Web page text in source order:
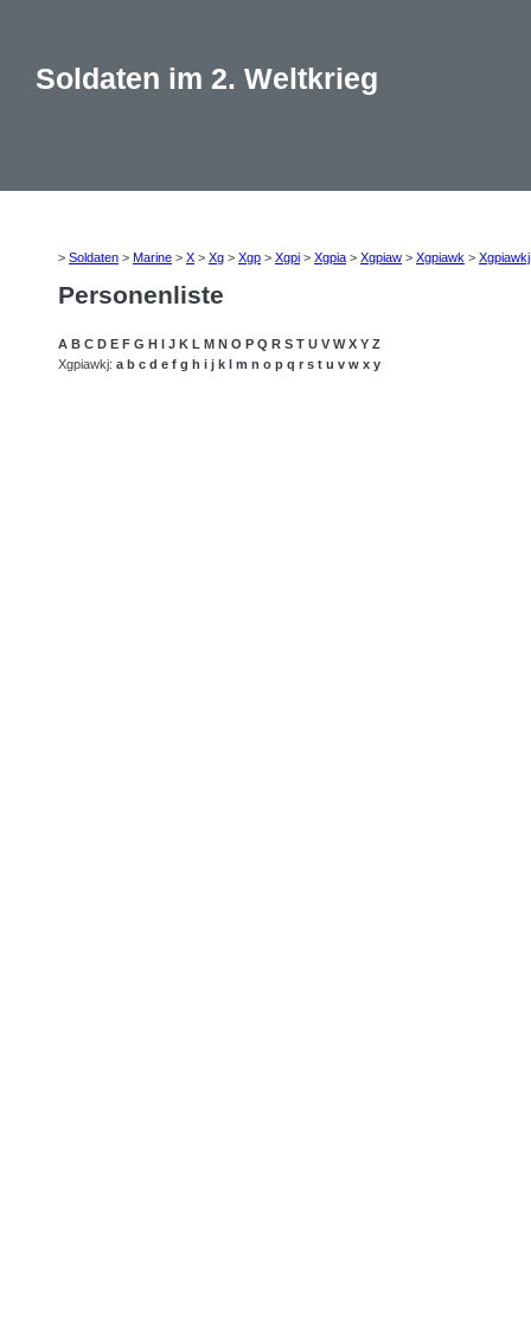
Soldaten im 2. Weltkrieg
> Soldaten > Marine > X > Xg > Xgp > Xgpi > Xgpia > Xgpiaw > Xgpiawk > Xgpiawkj
Personenliste
A B C D E F G H I J K L M N O P Q R S T U V W X Y Z
Xgpiawkj: a b c d e f g h i j k l m n o p q r s t u v w x y